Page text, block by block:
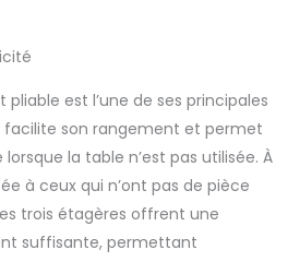
Avec 6 roulettes à 360°,
vous pouvez la
déplacer facilement.
Grand espace de
rangement — 3
étagères ouvertes vous
permettent de ranger
raisonnablement
est l’une de ses principales
facilite son rangement et permet
la table n’est pas utilisée. À
à ceux qui n’ont pas de pièce
trois étagères offrent une
suffisante, permettant